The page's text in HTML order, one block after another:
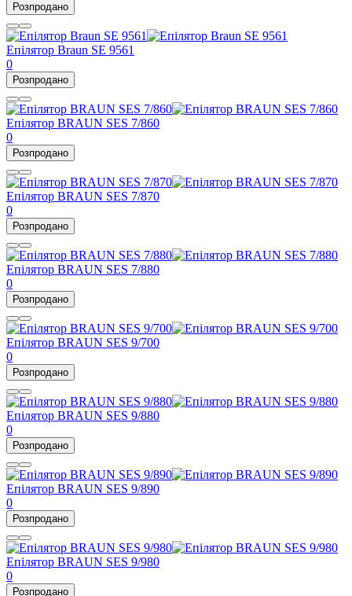
Розпродано
Епілятор Braun SE 9561
0
Розпродано
Епілятор BRAUN SES 7/860
0
Розпродано
Епілятор BRAUN SES 7/870
0
Розпродано
Епілятор BRAUN SES 7/880
0
Розпродано
Епілятор BRAUN SES 9/700
0
Розпродано
Епілятор BRAUN SES 9/880
0
Розпродано
Епілятор BRAUN SES 9/890
0
Розпродано
Епілятор BRAUN SES 9/980
0
Розпродано